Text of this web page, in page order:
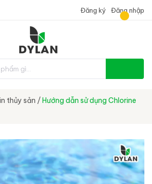
Đăng ký Đăng nhập
thủy sản /Hướng dẫn sử dụng Chlorine